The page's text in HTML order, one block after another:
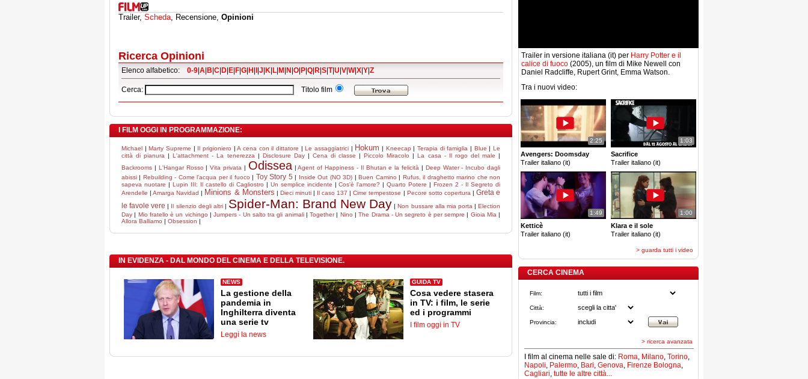
Trailer, Scheda, Recensione, Opinioni
Ricerca Opinioni
Elenco alfabetico: 0-9 A B C D E F G H J K L M N O P Q R S T|U V W|X Y Z
Cerca: Titolo film
I FILM OGGI IN PROGRAMMAZIONE:
Michael |Marty Supreme | Il prigioniero |A cena con il dittatore |Le assaggiatrici | Hokum | Kneecap |Terapia di famiglia | Blue |Le
città di pianura |L'attachment - La tenerezza | Disclosure Day| Cena di classe |Piccolo Miracolo |La casa - Il rogo del male |
Backrooms | L'Hangar Rosso |Vita privata | Odissea|Agent of Happiness - Il Bhutan e la felicità | Deep Water - Incubo dagli
abissi | Rebuilding - Come l'acqua per il fuoco | Toy Story 5 | Inside Out (NO 3D) |Buen Camino | Rufus, il draghetto marino che non
sapeva nuotare | Lupin III: Il castello di Cagliostro | Un semplice incidente |Cos'è l'amore? |Quarto Potere |Frozen 2 - Il Segreto di
Arendelle |Amarga Navidad | Minions & Monsters | Dieci minuti| Il caso 137 |Cime tempestose | Pecore sotto copertura | Greta e
le favole vere | Il silenzio degli altri| Spider-Man: Brand New Day |Non bussare alla mia porta |Election
Day | Mio fratello è un vichingo |Jumpers - Un salto tra gli animali|Together| Nino |The Drama - Un segreto è per sempre | Gioia Mia |
Allora Balliamo | Obsession |
IN EVIDENZA - DAL MONDO DEL CINEMA E DELLA TELEVISIONE.
NEWS
La gestione della
pandemia in
Inghilterra diventa
una serie tv
Leggi la news
GUIDA TV
Cosa vedere stasera
in TV: i film, le serie
ed i programmi
I film oggi in TV
Trailer in versione italiana (it) per Harry Potter e il
calice di fuoco (2005), un film di Mike Newell con
Daniel Radcliffe, Rupert Grint, Emma Watson.
Tra i nuovi video:
2:25
Avengers: Doomsday
Trailer italiano (it)
1:03
Sacrifice
Trailer italiano (it)
1:49
Ketticè
Trailer italiano (it)
1:00
Klara e il sole
Trailer italiano (it)
> guarda tutti i video
CERCA CINEMA
Film:
Città:
Provincia:
> ricerca avanzata
I film al cinema nelle sale di: Roma, Milano, Torino,
Napoli, Palermo, Bari, Genova, Firenze Bologna,
Cagliari, tutte le altre città...